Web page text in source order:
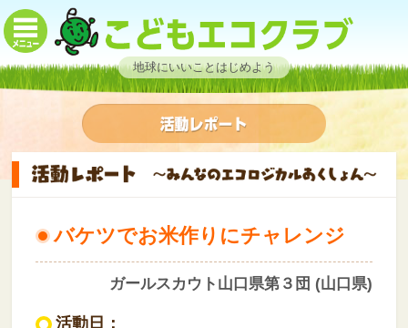
地球にいいことはじめよう
バケツでお米作りにチャレンジ
ガールスカウト山口県第３団 (山口県)
活動日：